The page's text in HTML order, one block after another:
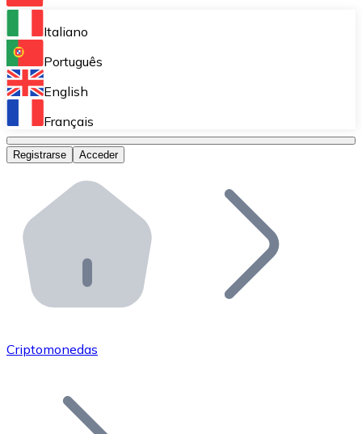
Bitnovo Ramp
Integra nuestra solución en tu plataforma.
Bitnovo Giftcards
Bitnovo OTC
Bitnovo ATM
Integra un ATM Bitnovo en tu negocio y permite que
Bitnovo API
Integra nuestra API en tu ecosistema.
Únete a nuestra red de distribuidores.
Añade tu proyecto a nuestro ecosistema.
Italiano
Português
English
Français
Registrarse Acceder
Criptomonedas